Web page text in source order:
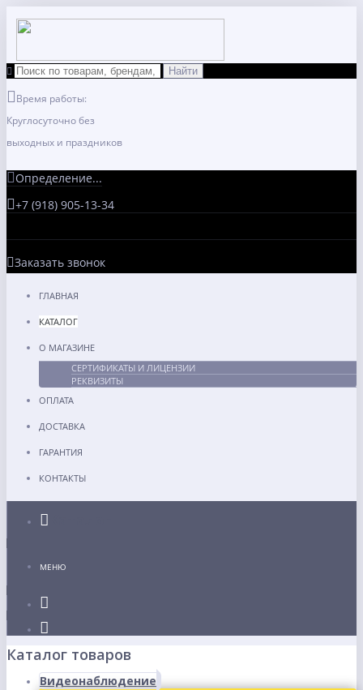
Время работы:
Круглосуточно без
выходных и праздников
Определение...
+7 (918) 905-13-34
Заказать звонок
ГЛАВНАЯ
КАТАЛОГ
О МАГАЗИНЕ
СЕРТИФИКАТЫ И ЛИЦЕНЗИИ
РЕКВИЗИТЫ
ОПЛАТА
ДОСТАВКА
ГАРАНТИЯ
КОНТАКТЫ
МЕНЮ
Каталог товаров
Видеонаблюдение